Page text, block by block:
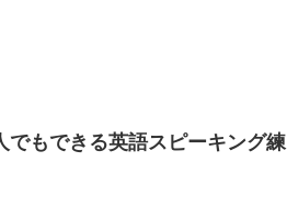
でもできる英語スピーキング練